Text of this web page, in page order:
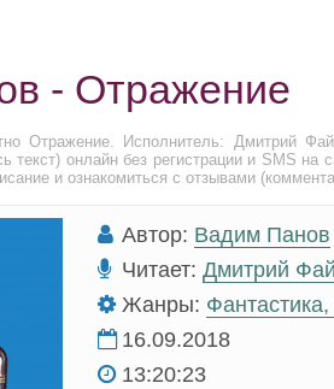
- Отражение
Отражение. Исполнитель: Дмитрий
онлайн без регистрации и SMS на
и ознакомиться с отзывами
Автор: Вадим Панов
Читает: Дмитрий
Жанры:
16.09.2018
13:20:23